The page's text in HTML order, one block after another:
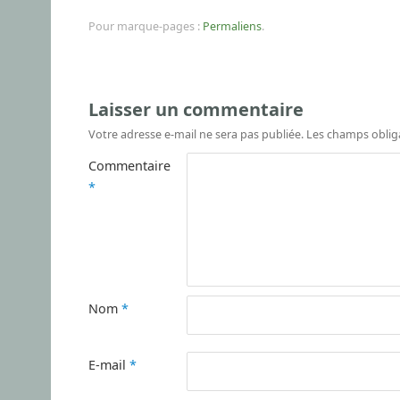
Pour marque-pages : Permaliens.
Laisser un commentaire
Votre adresse e-mail ne sera pas publiée. Les champs
Commentaire
*
Nom *
E-mail *